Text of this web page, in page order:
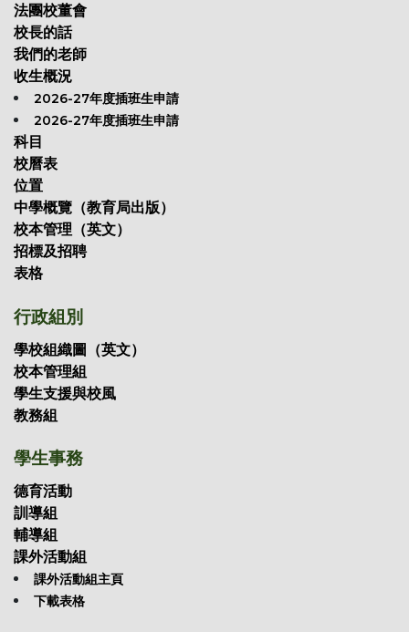
法團校董會
校長的話
我們的老師
收生概況
2026-27年度插班生申請
2026-27年度插班生申請
科目
校曆表
位置
中學概覽（教育局出版）
校本管理（英文）
招標及招聘
表格
行政組別
學校組織圖（英文）
校本管理組
學生支援與校風
教務組
學生事務
德育活動
訓導組
輔導組
課外活動組
課外活動組主頁
下載表格